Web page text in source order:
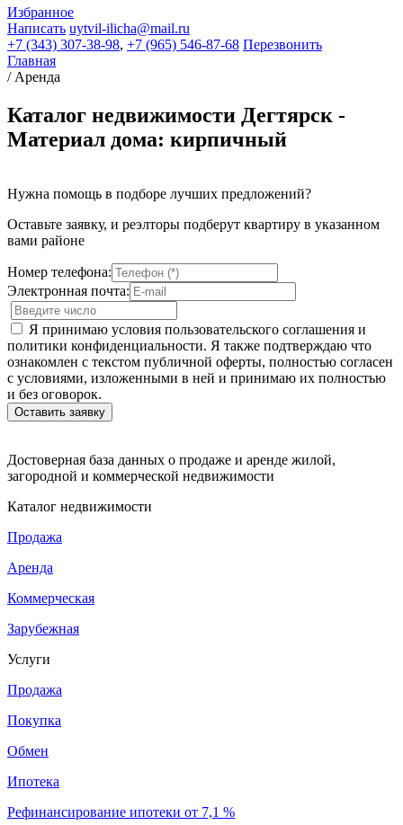
Избранное
Написать uytvil-ilicha@mail.ru
+7 (343) 307-38-98, +7 (965) 546-87-68 Перезвонить
Главная
/ Аренда
Каталог недвижимости Дегтярск -
Материал дома: кирпичный
Нужна помощь в подборе лучших предложений?
Оставьте заявку, и реэлторы подберут квартиру в указанном
вами районе
Номер телефона:
Электронная почта:
Я принимаю условия пользовательского соглашения и
политики конфиденциальности. Я также подтверждаю что
ознакомлен с текстом публичной оферты, полностью согласен
с условиями, изложенными в ней и принимаю их полностью
и без оговорок.
Достоверная база данных о продаже и аренде жилой,
загородной и коммерческой недвижимости
Каталог недвижимости
Продажа
Аренда
Коммерческая
Зарубежная
Услуги
Продажа
Покупка
Обмен
Ипотека
Рефинансирование ипотеки от 7,1 %